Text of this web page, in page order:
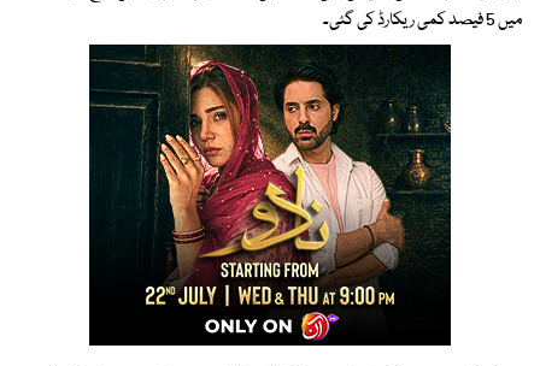
میں 5 فیصد کمی ریکارڈ کی گئی۔